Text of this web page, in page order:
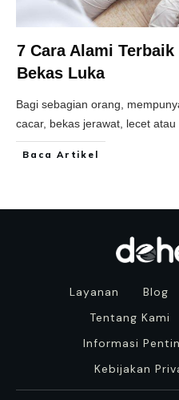
7 Cara Alami
Bekas Luka
Bagi sebagian orang,
cacar, bekas jerawat, lecet
Baca Artikel
Layanan Blog
Tentang Kami
Informasi
Kebijakan